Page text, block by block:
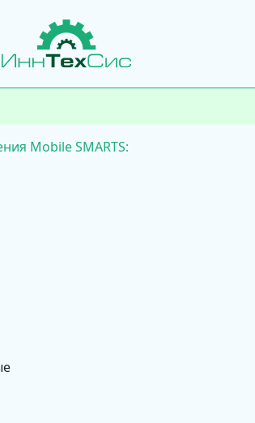
Mobile SMARTS: